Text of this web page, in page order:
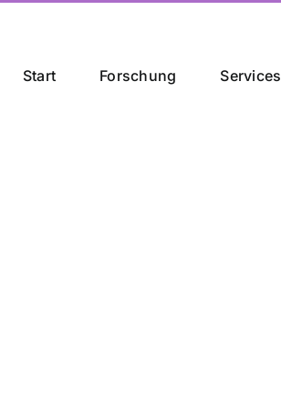
Start Forschung Services